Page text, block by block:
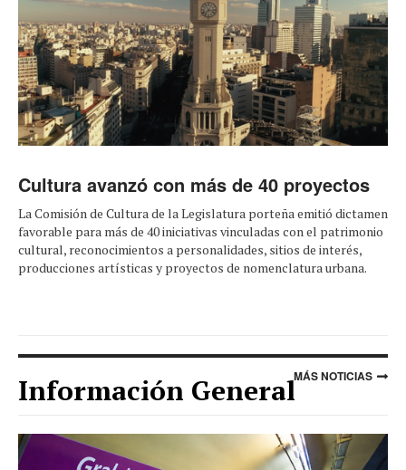
Cultura avanzó con más de 40 proyectos
La Comisión de Cultura de la Legislatura porteña emitió dictamen
favorable para más de 40 iniciativas vinculadas con el patrimonio
cultural, reconocimientos a personalidades, sitios de interés,
producciones artísticas y proyectos de nomenclatura urbana.
Información GeneralMÁS NOTICIAS